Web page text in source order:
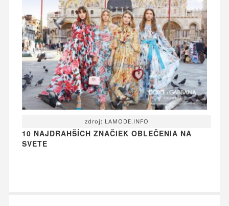
zdroj: LAMODE.INFO
10 NAJDRAHŠÍCH ZNAČIEK OBLEČENIA NA
SVETE